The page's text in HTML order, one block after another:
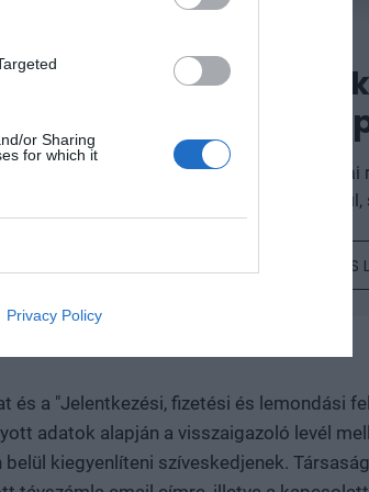
or Sharing
for which it
Privacy Policy
küldünk ki
akár
esetén
Portfolio
mobil
A Portfolio szakmai
alkalmazáson
RÉSZLETEK
a "Jelentkezési, fizetési és lemondási
adatok alapján a visszaigazoló levél
kiegyenlíteni szíveskedjenek.